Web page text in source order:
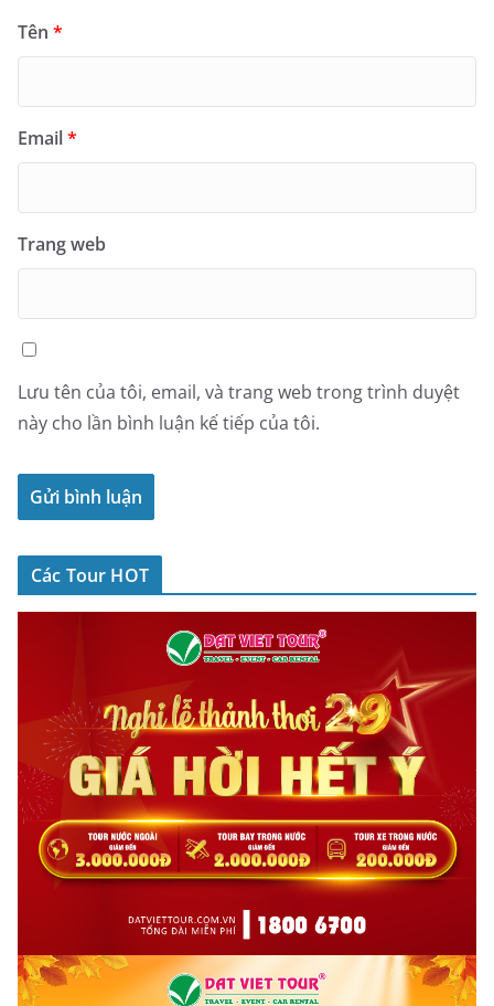
Tên *
Email*
Trang web
Lưu tên của tôi, email, và trang web trong trình duyệt
này cho lần bình luận kế tiếp của tôi.
Các Tour HOT